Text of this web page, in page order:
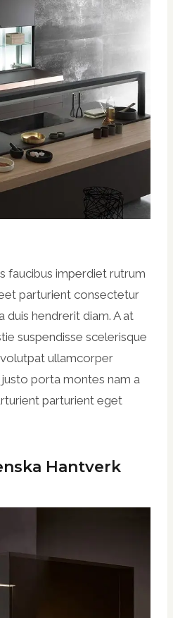
faucibus imperdiet rutrum
parturient consectetur
duis hendrerit diam. A at
suspendisse scelerisque
ullamcorper
porta montes nam a
parturient eget
Hantverk